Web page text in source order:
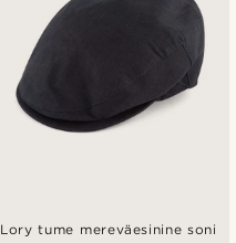
Lory tume mereväesinine soni